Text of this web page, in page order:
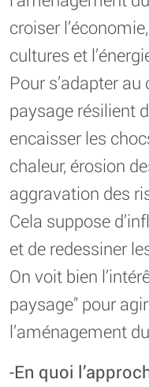
croiser
cultures et
Pour s’adapter
paysage résilient
encaisser les
chaleur, érosion
aggravation des
Cela suppose
et de redessiner
On voit bien
paysage" pour
l’aménagement
-En quoi